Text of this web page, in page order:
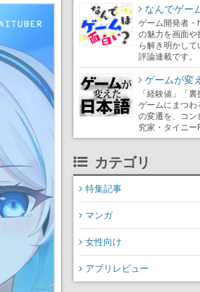
なんでゲー
ゲーム開発者
の魅力を画面
ら解き明かし
評論連載です。
ゲームが変
「経験値」「
ゲームにまつ
の変遷を、コ
究家・タイニー
カテゴリ
特集記事
マンガ
女性向け
アプリレビュー